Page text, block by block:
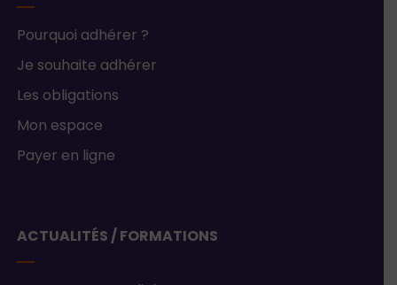
Pourquoi adhérer ?
Je souhaite adhérer
Les obligations
Mon espace
Payer en ligne
ACTUALITÉS / FORMATIONS